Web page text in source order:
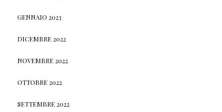
GENNAIO 2023
DICEMBRE 2022
NOVEMBRE 2022
OTTOBRE 2022
SETTEMBRE 2022